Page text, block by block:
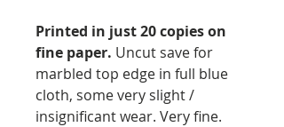
Printed in just 20 copies on
fine paper. Uncut save for
marbled top edge in full blue
cloth, some very slight /
insignificant wear. Very fine.